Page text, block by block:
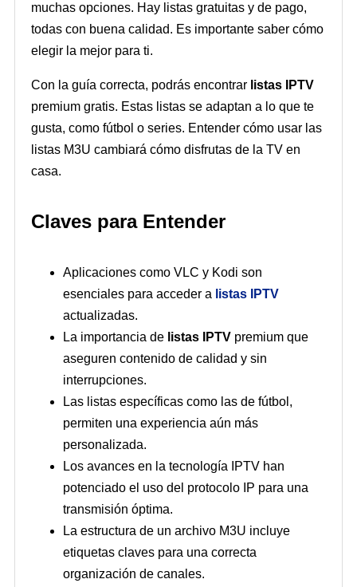
muchas opciones. Hay listas gratuitas y de pago,
todas con buena calidad. Es importante saber cómo
elegir la mejor para ti.
Con la guía correcta, podrás encontrar listas IPTV
premium gratis. Estas listas se adaptan a lo que te
gusta, como fútbol o series. Entender cómo usar las
listas M3U cambiará cómo disfrutas de la TV en
casa.
Claves para Entender
Aplicaciones como VLC y Kodi son
esenciales para acceder a listas IPTV
actualizadas.
La importancia de listas IPTV premium que
aseguren contenido de calidad y sin
interrupciones.
Las listas específicas como las de fútbol,
permiten una experiencia aún más
personalizada.
Los avances en la tecnología IPTV han
potenciado el uso del protocolo IP para una
transmisión óptima.
La estructura de un archivo M3U incluye
etiquetas claves para una correcta
organización de canales.